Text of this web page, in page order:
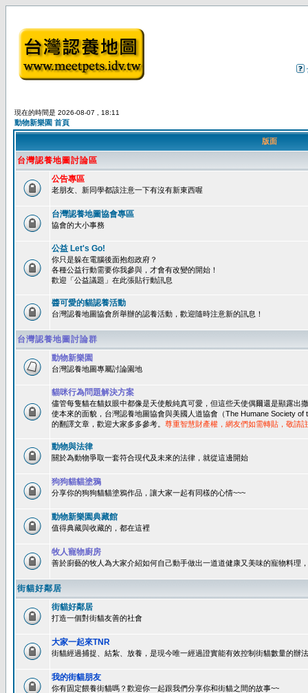
現在的時間是 2026-08-07 , 18:11
動物新樂園 首頁
版面
台灣認養地圖討論區
公告專區
老朋友、新同學都該注意一下有沒有新東西喔
台灣認養地圖協會專區
協會的大小事務
公益 Let's Go!
你只是躲在電腦後面抱怨政府？
各種公益行動需要你我參與，才會有改變的開始！
歡迎「公益議題」在此張貼行動訊息
醬可愛的貓認養活動
台灣認養地圖協會所舉辦的認養活動，歡迎隨時注意新的訊息！
台灣認養地圖討論群
動物新樂園
台灣認養地圖專屬討論園地
貓咪行為問題解決方案
儘管每隻貓在貓奴眼中都像是天使般純真可愛，但這些天使偶爾還是顯露出
使本來的面貌，台灣認養地圖協會與美國人道協會（The Humane Society
的翻譯文章，歡迎大家多多參考。 尊重智慧財產權，網友們如需轉貼，敬請
動物與法律
關於為動物爭取一套符合現代及未來的法律，就從這邊開始
狗狗貓貓塗鴉
分享你的狗狗貓貓塗鴉作品，讓大家一起有同樣的心情~~~
動物新樂園典藏館
值得典藏與收藏的，都在這裡
牧人寵物廚房
善於廚藝的牧人為大家介紹如何自己動手做出一道道健康又美味的寵物料理
街貓好鄰居
街貓好鄰居
打造一個對街貓友善的社會
大家一起來TNR
街貓經過捕捉、結紮、放養，是現今唯一經過證實能有效控制街貓數量的辦
我的街貓朋友
你有固定餵養街貓嗎？歡迎你一起跟我們分享你和街貓之間的故事~~